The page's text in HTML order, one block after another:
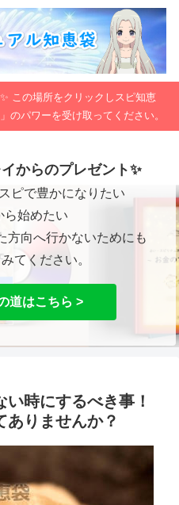
この場所をクリックしスピ知恵
のパワーを受け取ってください。
からのプレゼント✨
ピで豊かになりたい
ら始めたい
方向へ行かないためにも
てください。
道はこちら >
時にするべき事！
ありませんか？